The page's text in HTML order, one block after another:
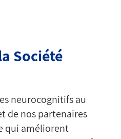
Société
neurocognitifs au
de nos partenaires
qui améliorent